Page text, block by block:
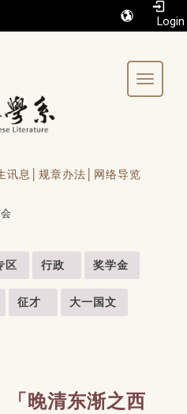
Toggle
讯息│ 规章办法│ 网络导览
区 行政 奖学金
征才 大一国文
「晚清东渐之西